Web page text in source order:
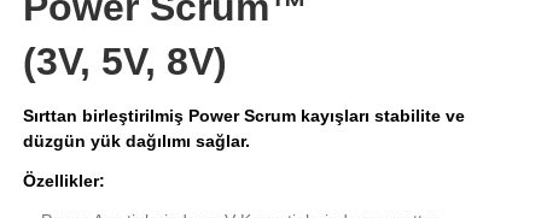
(3V, 5V, 8V)
Sırttan birleştirilmiş Power Scrum kayışları stabilite ve
düzgün yük dağılımı sağlar.
Özellikler: